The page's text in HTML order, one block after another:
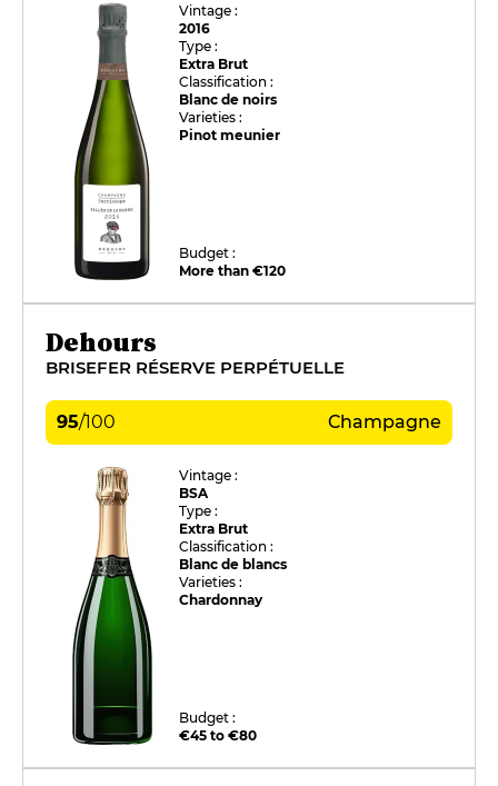
Vintage :
2016
Type :
Extra Brut
Classification :
Blanc de noirs
Varieties :
Pinot meunier
Budget :
More than €120
Dehours
BRISEFER RÉSERVE PERPÉTUELLE
95/100 Champagne
Vintage :
BSA
Type :
Extra Brut
Classification :
Blanc de blancs
Varieties :
Chardonnay
Budget :
€45 to €80